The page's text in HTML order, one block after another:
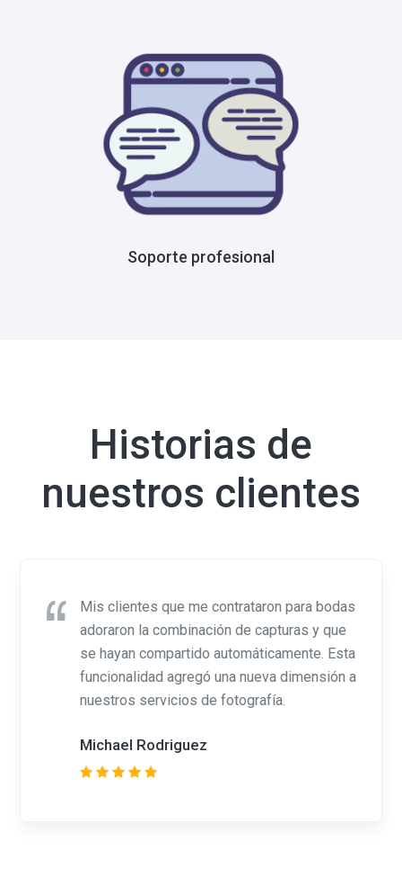
Soporte profesional
Historias de
nuestros clientes
Mis clientes que me contrataron para bodas
adoraron la combinación de capturas y que
se hayan compartido automáticamente. Esta
funcionalidad agregó una nueva dimensión a
nuestros servicios de fotografía.
Michael Rodriguez